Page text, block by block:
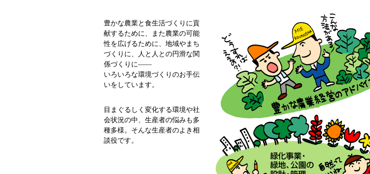
豊かな農業と食生活づくりに貢
献するために、また農業の可能
性を広げるために、地域やまち
づくりに、人と人との円滑な関
係づくりに――
いろいろな環境づくりのお手伝
いをしています。
目まぐるしく変化する環境や社
会状況の中、生産者の悩みも多
種多様。そんな生産者のよき相
談役です。